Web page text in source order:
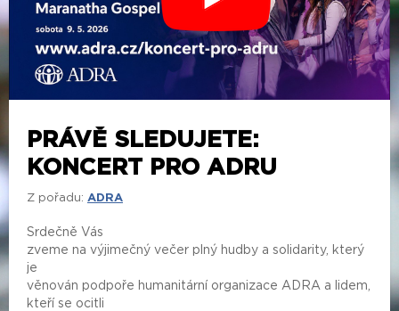
PRÁVĚ SLEDUJETE:
KONCERT PRO ADRU
Z pořadu: ADRA
Srdečně Vás
zveme na výjimečný večer plný hudby a solidarity, který
je
věnován podpoře humanitární organizace ADRA a lidem,
kteří se ocitli